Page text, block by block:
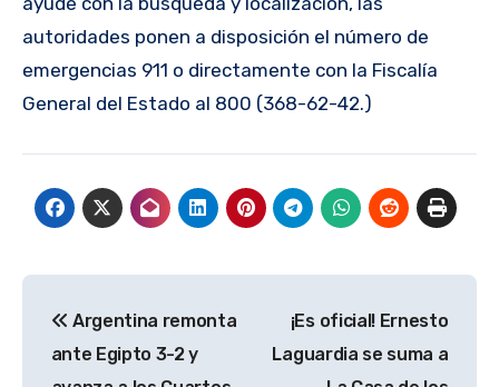
autoridades ponen a disposición el número de
emergencias 911 o directamente con la Fiscalía
General del Estado al 800 (368-62-42.)
de
Argentina remonta
ante Egipto 3-2 y
¡Es oficial! Ernesto
Laguardia se suma a